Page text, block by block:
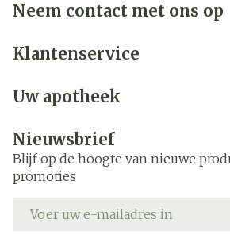
Neem contact met ons op
Klantenservice
Uw apotheek
Nieuwsbrief
Blijf op de hoogte van nieuwe
promoties